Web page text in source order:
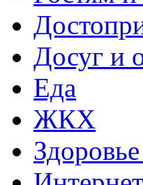
Досуг и
Еда
ЖКХ